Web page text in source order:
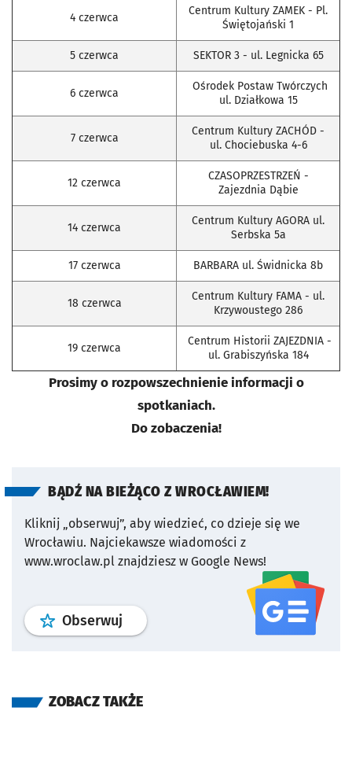
4 czerwca
Centrum Kultury ZAMEK - Pl.
Świętojański 1
5 czerwca SEKTOR 3 - ul. Legnicka 65
6 czerwca
Ośrodek Postaw Twórczych
ul. Działkowa 15
7 czerwca
Centrum Kultury ZACHÓD -
ul. Chociebuska 4-6
12 czerwca
CZASOPRZESTRZEŃ -
Zajezdnia Dąbie
14 czerwca
Centrum Kultury AGORA ul.
Serbska 5a
17 czerwca BARBARA ul. Świdnicka 8b
18 czerwca
Centrum Kultury FAMA - ul.
Krzywoustego 286
19 czerwca
Centrum Historii ZAJEZDNIA -
ul. Grabiszyńska 184
Prosimy o rozpowszechnienie informacji o
spotkaniach.
Do zobaczenia!
BĄDŹ NA BIEŻĄCO Z WROCŁAWIEM!
Kliknij „obserwuj”, aby wiedzieć, co dzieje się we
Wrocławiu. Najciekawsze wiadomości z
www.wroclaw.pl znajdziesz w Google News!
Obserwuj profil serwisu
ZOBACZ TAKŻE